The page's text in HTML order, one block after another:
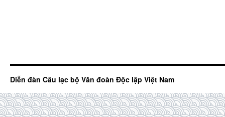
Diễn đàn Câu lạc bộ Văn đoàn Độc lập Việt Nam